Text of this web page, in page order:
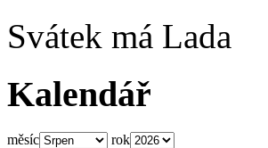
Svátek má Lada
Kalendář
měsíc rok